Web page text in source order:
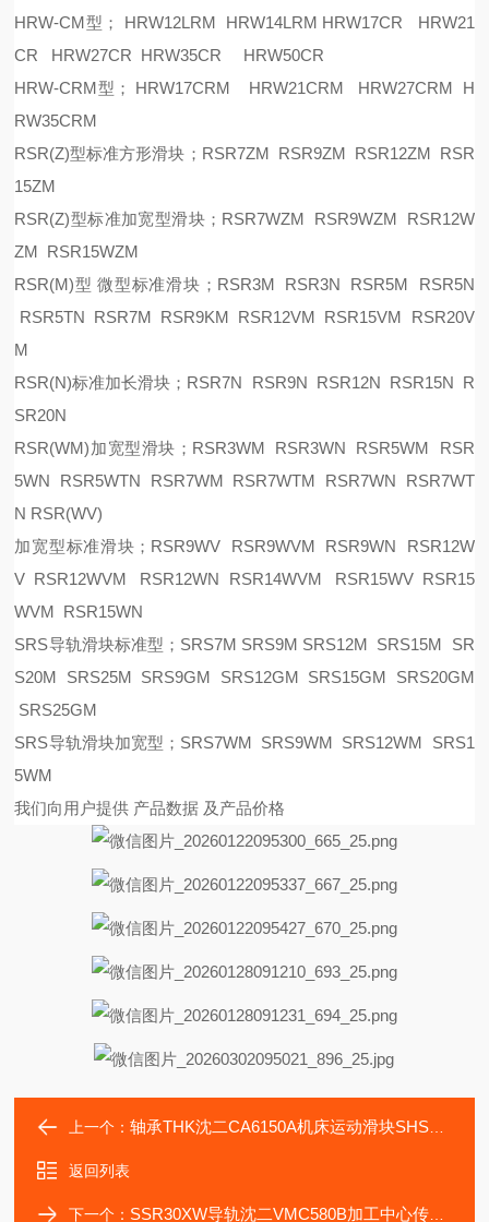
HRW-CM型； HRW12LRM HRW14LRM HRW17CR HRW21
CR HRW27CR HRW35CR HRW50CR
HRW-CRM型； HRW17CRM HRW21CRM HRW27CRM H
RW35CRM
RSR(Z)型标准方形滑块；RSR7ZM RSR9ZM RSR12ZM RSR
15ZM
RSR(Z)型标准加宽型滑块；RSR7WZM RSR9WZM RSR12W
ZM RSR15WZM
RSR(M)型 微型标准滑块；RSR3M RSR3N RSR5M RSR5N
RSR5TN RSR7M RSR9KM RSR12VM RSR15VM RSR20V
M
RSR(N)标准加长滑块；RSR7N RSR9N RSR12N RSR15N R
SR20N
RSR(WM)加宽型滑块；RSR3WM RSR3WN RSR5WM RSR
5WN RSR5WTN RSR7WM RSR7WTM RSR7WN RSR7WT
N RSR(WV)
加宽型标准滑块； RSR9WV RSR9WVM RSR9WN RSR12W
V RSR12WVM RSR12WN RSR14WVM RSR15WV RSR15
WVM RSR15WN
SRS导轨滑块标准型；SRS7M SRS9M SRS12M SRS15M SR
S20M SRS25M SRS9GM SRS12GM SRS15GM SRS20GM
SRS25GM
SRS导轨滑块加宽型；SRS7WM SRS9WM SRS12WM SRS1
5WM
我们向用户提供 产品数据 及产品价格
上一个：轴承THK沈二CA6150A机床运动滑块SHS55LC、SHS65LC
返回列表
下一个： SSR30XW导轨沈二VMC580B加工中心传动零部件SSR25XW滑块